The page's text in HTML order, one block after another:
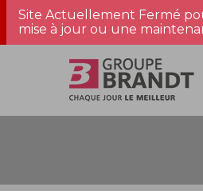
Site Actuellement Fermé
mise à jour ou une